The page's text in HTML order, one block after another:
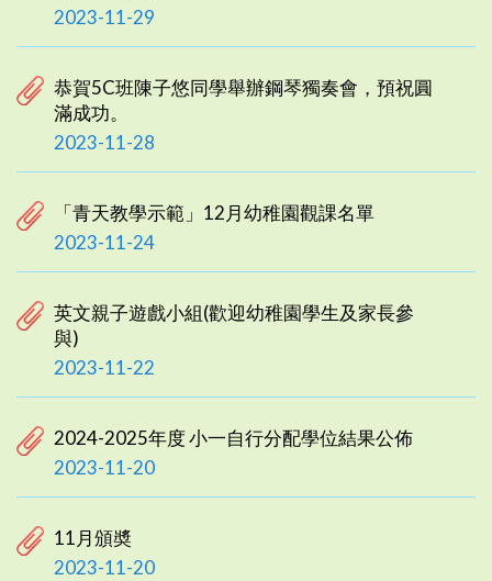
2023-11-29
恭賀5C班陳子悠同學舉辦鋼琴獨奏會，預祝圓
滿成功。
2023-11-28
「青天教學示範」12月幼稚園觀課名單
2023-11-24
英文親子遊戲小組(歡迎幼稚園學生及家長參
與)
2023-11-22
2024-2025年度 小一自行分配學位結果公佈
2023-11-20
11月頒奬
2023-11-20